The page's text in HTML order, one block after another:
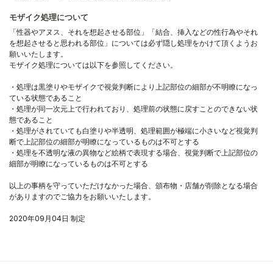
モザイク処理について
「性器やアヌス、それを想起させる部位」「結合、挿入などの性行為やそれ
を想起させると思われる部位」については必ず隠し処理をかけて頂くようお
願いいたします。
モザイク処理については以下を参照してください。
・処理は黒塗りやモザイクで視覚判断により上記部位の細部が不明瞭になっ
ている状態であること
・処理が同一次元上で行われており、処理前の状態に戻すことのできない状
態であること
・処理がされていても白塗りや半透明、処理範囲が極端に小さいなど視覚判
断で上記部位の細部が明瞭になっているものは不可とする
・処理を不透明な液の異物など絵柄で表現する場合、視覚判断で上記部位の
細部が明瞭になっているものは不可とする
以上の事柄を守っていただけなかった場合、頒布物・店舗が削除となる場合
がありますのでご協力をお願いいたします。
2020年09月04日 制定